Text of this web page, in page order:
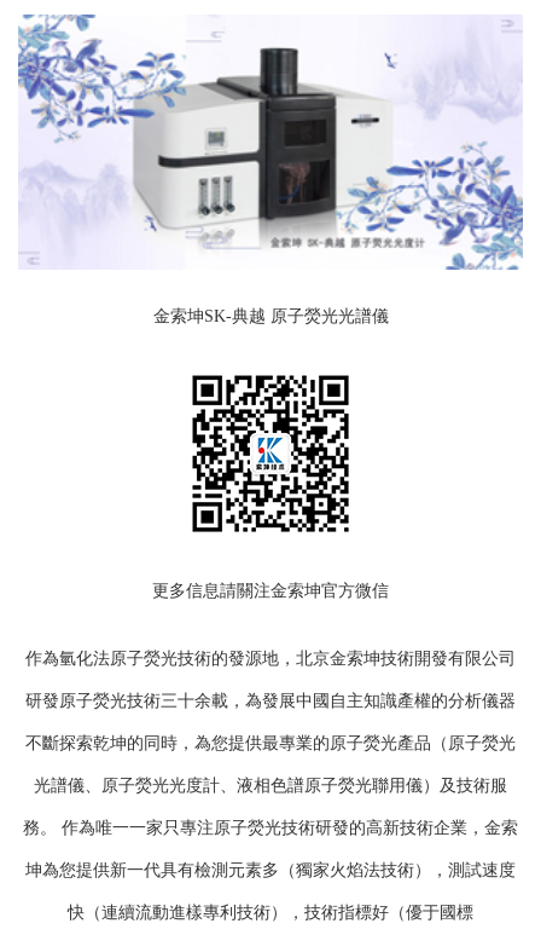
金索坤SK-典越 原子熒光光譜儀
更多信息請關注金索坤官方微信
作為氫化法原子熒光技術的發源地，北京金索坤技術開發有限公司
研發 原子熒光技術三十余載，為發展中國自主知識產權的分析儀器
不斷探索乾坤的同時，為您提供最專業的 原子熒光產品（ 原子熒光
光譜儀、 原子熒光光度計 液相色譜原子熒光聯用儀）及技術服
務。 作為唯一一家只專注 原子熒光技術研發的高新技術企業，金索
坤為您提供新一代具有檢測元素多（獨家火焰法技術），測試速度
快（連續流動進樣專利技術），技術指標好（優于國標